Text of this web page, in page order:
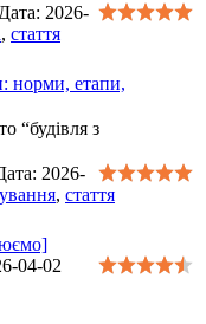
Дата: 2026-
, стаття
норми, етапи,
“будівля з
2026-
, стаття
04-02